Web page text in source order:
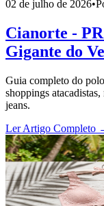
02 de julho de 2026•
Cianorte -
Gigante do
Guia completo do
shoppings
jeans.
Ler Artigo Completo